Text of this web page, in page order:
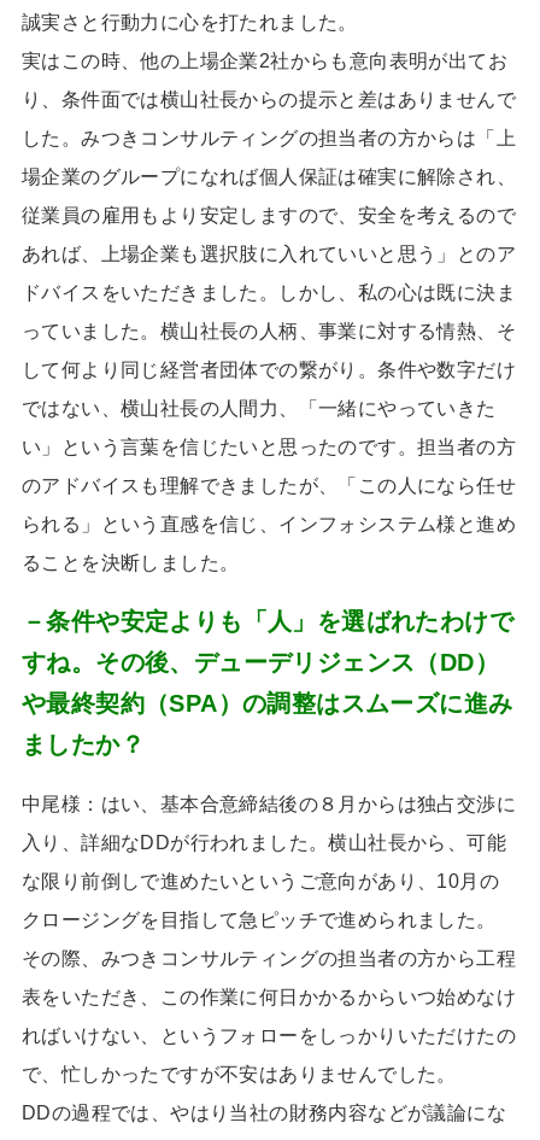
誠実さと行動力に心を打たれました。
実はこの時、他の上場企業2社からも意向表明が出てお
り、条件面では横山社長からの提示と差はありませんで
した。みつきコンサルティングの担当者の方からは「上
場企業のグループになれば個人保証は確実に解除され、
従業員の雇用もより安定しますので、安全を考えるので
あれば、上場企業も選択肢に入れていいと思う」とのア
ドバイスをいただきました。しかし、私の心は既に決ま
っていました。横山社長の人柄、事業に対する情熱、そ
して何より同じ経営者団体での繋がり。条件や数字だけ
ではない、横山社長の人間力、「一緒にやっていきた
い」という言葉を信じたいと思ったのです。担当者の方
のアドバイスも理解できましたが、「この人になら任せ
られる」という直感を信じ、インフォシステム様と進め
ることを決断しました。
－条件や安定よりも「人」を選ばれたわけで
すね。その後、デューデリジェンス（DD）
や最終契約（SPA）の調整はスムーズに進み
ましたか？
中尾様：はい、基本合意締結後の８月からは独占交渉に
入り、詳細なDDが行われました。横山社長から、可能
な限り前倒しで進めたいというご意向があり、 10月の
クロージングを目指して急ピッチで進められました。
その際、みつきコンサルティングの担当者の方から工程
表をいただき、この作業に何日かかるからいつ始めなけ
ればいけない、というフォローをしっかりいただけたの
で、忙しかったですが不安はありませんでした。
DDの過程では、やはり当社の財務内容などが議論にな